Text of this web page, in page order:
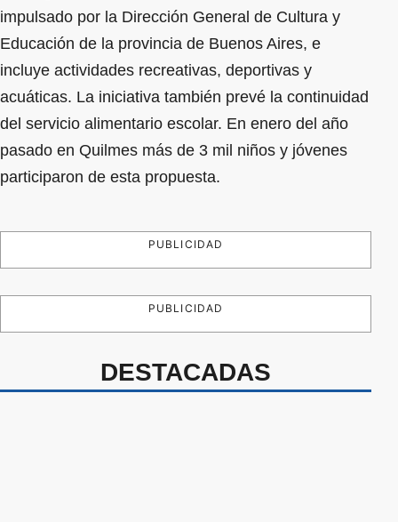
impulsado por la Dirección General de Cultura y
Educación de la provincia de Buenos Aires, e
incluye actividades recreativas, deportivas y
acuáticas. La iniciativa también prevé la continuidad
del servicio alimentario escolar. En enero del año
pasado en Quilmes más de 3 mil niños y jóvenes
participaron de esta propuesta.
PUBLICIDAD
PUBLICIDAD
DESTACADAS